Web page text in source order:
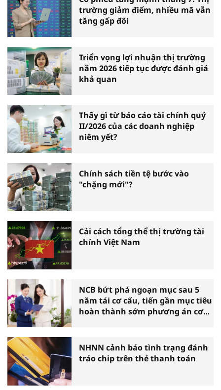
trường giảm điểm, nhiều mã vẫn
tăng gấp đôi
Triển vọng lợi nhuận thị trường
năm 2026 tiếp tục được đánh giá
khả quan
Thấy gì từ báo cáo tài chính quý
II/2026 của các doanh nghiệp
niêm yết?
Chính sách tiền tệ bước vào
"chặng mới"?
Cải cách tổng thể thị trường tài
chính Việt Nam
NCB bứt phá ngoạn mục sau 5
năm tái cơ cấu, tiến gần mục tiêu
hoàn thành sớm phương án cơ
NHNN cảnh báo tình trạng đánh
tráo chip trên thẻ thanh toán